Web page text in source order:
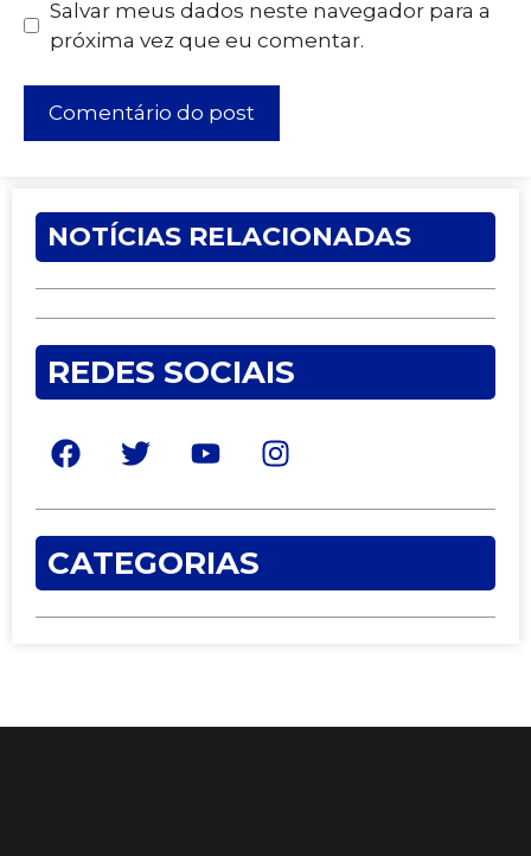
Salvar meus dados neste navegador para a
próxima vez que eu comentar.
NOTÍCIAS RELACIONADAS
REDES SOCIAIS
CATEGORIAS